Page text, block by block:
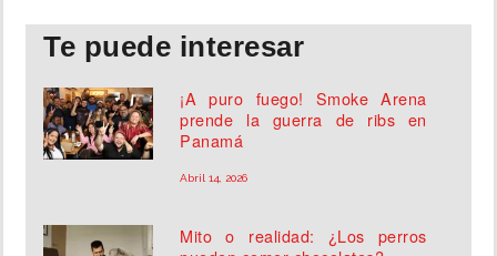
Te puede interesar
¡A puro fuego! Smoke Arena
prende la guerra de ribs en
Panamá
Abril 14, 2026
Mito o realidad: ¿Los perros